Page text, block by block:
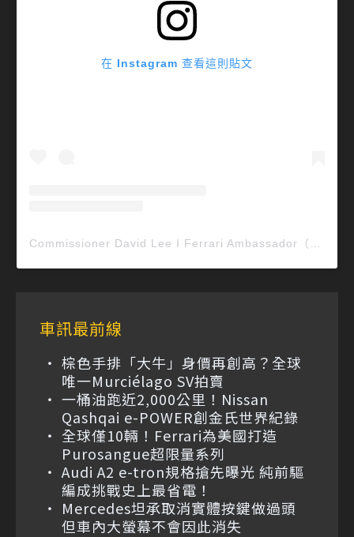
在 Instagram 查看這則貼文
車訊最前線
棕色手排「大牛」身價再創高？全球
唯一Murciélago SV拍賣
一桶油跑近2,000公里！Nissan
Qashqai e-POWER創金氏世界紀錄
全球僅10輛！Ferrari為美國打造
Purosangue超限量系列
Audi A2 e-tron規格搶先曝光 純前驅
編成挑戰史上最省電！
Mercedes坦承取消實體按鍵做過頭
但車內大螢幕不會因此消失